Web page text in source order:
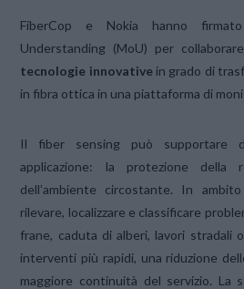
FiberCop e Nokia hanno
Understanding (MoU) per
tecnologie innovativein grado di
in fibra ottica in una piattaforma di
Il fiber sensing può supportare
applicazione: la protezione
dell’ambiente circostante. In
rilevare, localizzare e classificare
frane, caduta di alberi, lavori stradali
interventi più rapidi, una riduzione
maggiore continuità del servizio. La